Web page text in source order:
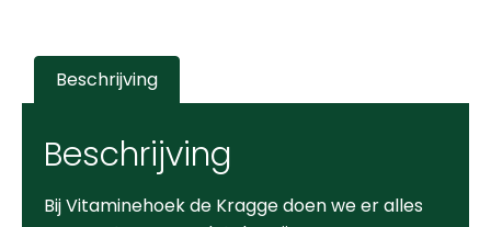
Beschrijving
Beschrijving
Bij Vitaminehoek de Kragge doen we er alles